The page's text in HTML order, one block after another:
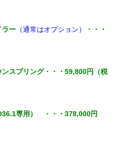
ラー （通常はオプション）
・・・
ンスプリング・・・59,800円（税
専用） ・・・378,000円